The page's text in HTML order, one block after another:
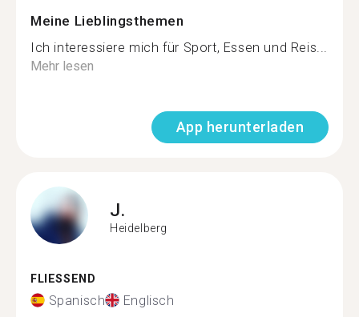
Meine Lieblingsthemen
Ich interessiere mich für Sport, Essen und Reis...
Mehr lesen
App herunterladen
J.
Heidelberg
FLIESSEND
Spanisch Englisch